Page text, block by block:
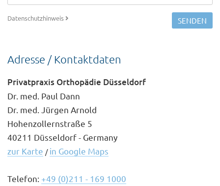
Datenschutzhinweis SENDEN
Adresse / Kontaktdaten
Privatpraxis Orthopädie Düsseldorf
Dr. med. Paul Dann
Dr. med. Jürgen Arnold
Hohenzollernstraße 5
40211 Düsseldorf - Germany
zur Karte / in Google Maps
Telefon: +49 (0)211 - 169 1000